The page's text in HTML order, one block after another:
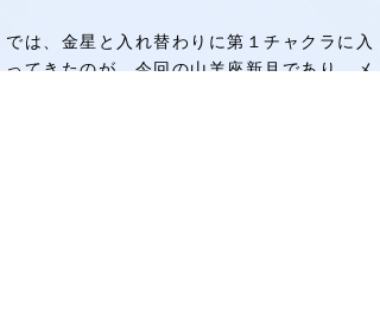
では、金星と入れ替わりに第１チャクラに入
ってきたのが、今回の山羊座新月であり、メ